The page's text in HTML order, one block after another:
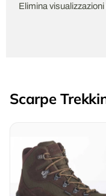
Elimina
Scarpe